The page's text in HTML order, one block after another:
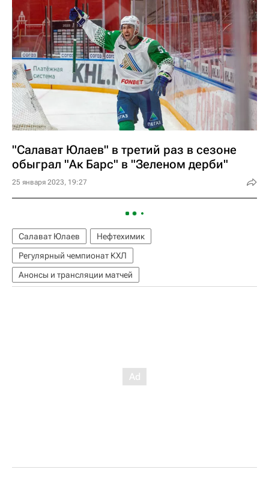
"Салават Юлаев" в третий раз в сезоне
обыграл "Ак Барс" в "Зеленом дерби"
25 января 2023, 19:27
Салават Юлаев
Нефтехимик
Регулярный чемпионат КХЛ
Анонсы и трансляции матчей